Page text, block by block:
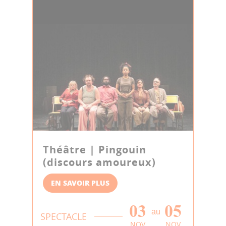
Théâtre | Pingouin
(discours amoureux)
EN SAVOIR PLUS
SPECTACLE 03
NOV
au 05
NOV